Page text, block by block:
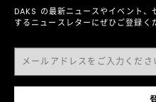
DAKS の最新ニュースやイベント、
するニュースレターにぜひご登録く